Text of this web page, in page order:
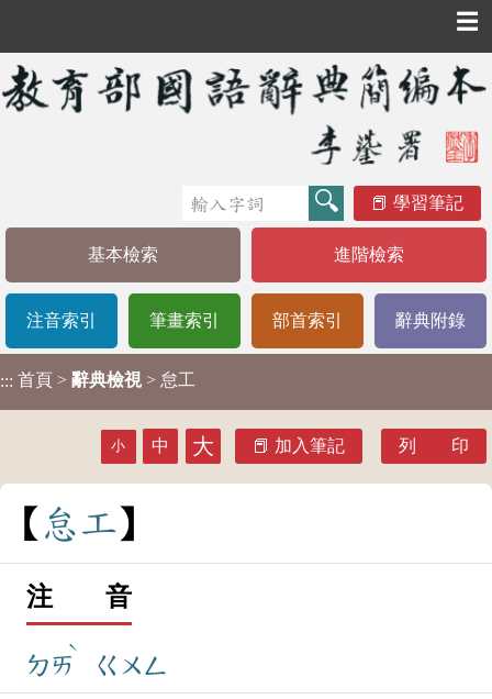
☰
學習筆記
基本檢索 進階檢索
注音索引 筆畫索引 部首索引 辭典附錄
::: 首頁 > 辭典檢視 > 怠工
小 中 大 加入筆記 列 印
怠工
注 音
ㄉㄞ
ˋ
ㄍㄨㄥ